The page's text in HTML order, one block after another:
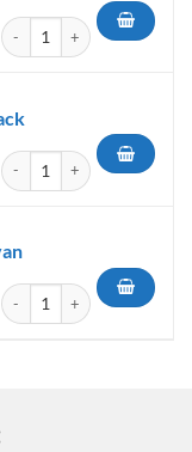
quantité de Toner Brother
quantité de Toner Brother
quantité de Toner Brother